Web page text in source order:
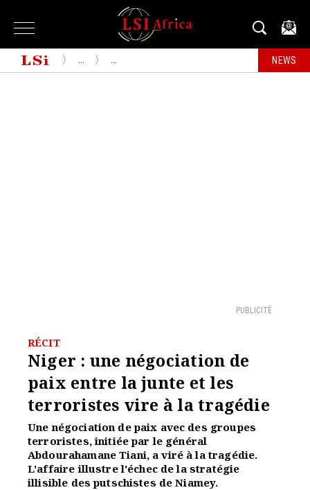
NEWS
PUBLICITÉ
RÉCIT
Niger : une négociation de
paix entre la junte et les
terroristes vire à la tragédie
Une négociation de paix avec des groupes
terroristes, initiée par le général
Abdourahamane Tiani, a viré à la tragédie.
L'affaire illustre l'échec de la stratégie
illisible des putschistes de Niamey.